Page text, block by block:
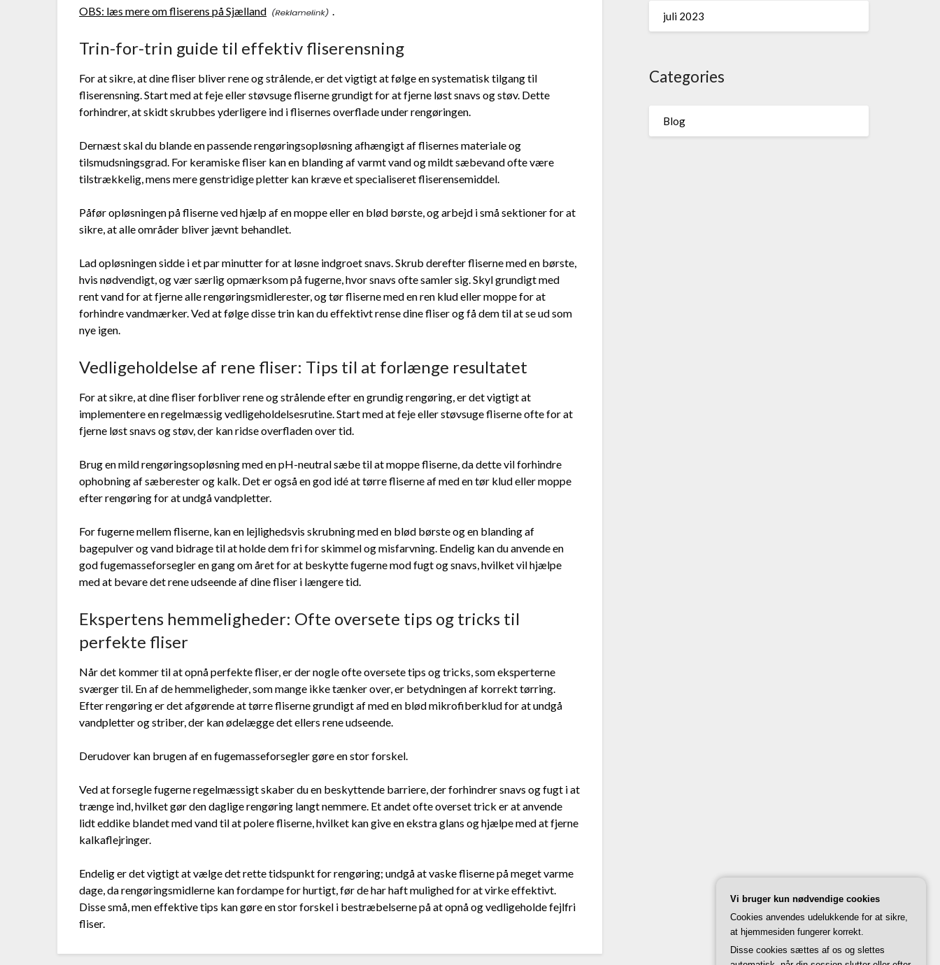
OBS: læs mere om fliserens på Sjælland .
Trin-for-trin guide til effektiv fliserensning
For at sikre, at dine fliser bliver rene og strålende, er det vigtigt at følge en systematisk tilgang til
fliserensning. Start med at feje eller støvsuge fliserne grundigt for at fjerne løst snavs og støv. Dette
forhindrer, at skidt skrubbes yderligere ind i flisernes overflade under rengøringen.
Dernæst skal du blande en passende rengøringsopløsning afhængigt af flisernes materiale og
tilsmudsningsgrad. For keramiske fliser kan en blanding af varmt vand og mildt sæbevand ofte være
tilstrækkelig, mens mere genstridige pletter kan kræve et specialiseret fliserensemiddel.
Påfør opløsningen på fliserne ved hjælp af en moppe eller en blød børste, og arbejd i små sektioner for at
sikre, at alle områder bliver jævnt behandlet.
Lad opløsningen sidde i et par minutter for at løsne indgroet snavs. Skrub derefter fliserne med en børste,
hvis nødvendigt, og vær særlig opmærksom på fugerne, hvor snavs ofte samler sig. Skyl grundigt med
rent vand for at fjerne alle rengøringsmidlerester, og tør fliserne med en ren klud eller moppe for at
forhindre vandmærker. Ved at følge disse trin kan du effektivt rense dine fliser og få dem til at se ud som
nye igen.
Vedligeholdelse af rene fliser: Tips til at forlænge resultatet
For at sikre, at dine fliser forbliver rene og strålende efter en grundig rengøring, er det vigtigt at
implementere en regelmæssig vedligeholdelsesrutine. Start med at feje eller støvsuge fliserne ofte for at
fjerne løst snavs og støv, der kan ridse overfladen over tid.
Brug en mild rengøringsopløsning med en pH-neutral sæbe til at moppe fliserne, da dette vil forhindre
ophobning af sæberester og kalk. Det er også en god idé at tørre fliserne af med en tør klud eller moppe
efter rengøring for at undgå vandpletter.
For fugerne mellem fliserne, kan en lejlighedsvis skrubning med en blød børste og en blanding af
bagepulver og vand bidrage til at holde dem fri for skimmel og misfarvning. Endelig kan du anvende en
god fugemasseforsegler en gang om året for at beskytte fugerne mod fugt og snavs, hvilket vil hjælpe
med at bevare det rene udseende af dine fliser i længere tid.
Ekspertens hemmeligheder: Ofte oversete tips og tricks til
perfekte fliser
Når det kommer til at opnå perfekte fliser, er der nogle ofte oversete tips og tricks, som eksperterne
sværger til. En af de hemmeligheder, som mange ikke tænker over, er betydningen af korrekt tørring.
Efter rengøring er det afgørende at tørre fliserne grundigt af med en blød mikrofiberklud for at undgå
vandpletter og striber, der kan ødelægge det ellers rene udseende.
Derudover kan brugen af en fugemasseforsegler gøre en stor forskel.
Ved at forsegle fugerne regelmæssigt skaber du en beskyttende barriere, der forhindrer snavs og fugt i at
trænge ind, hvilket gør den daglige rengøring langt nemmere. Et andet ofte overset trick er at anvende
lidt eddike blandet med vand til at polere fliserne, hvilket kan give en ekstra glans og hjælpe med at fjerne
kalkaflejringer.
Endelig er det vigtigt at vælge det rette tidspunkt for rengøring; undgå at vaske fliserne på meget varme
dage, da rengøringsmidlerne kan fordampe for hurtigt, før de har haft mulighed for at virke effektivt.
Disse små, men effektive tips kan gøre en stor forskel i bestræbelserne på at opnå og vedligeholde fejlfri
fliser.
juli 2023
Categories
Blog
Vi bruger kun nødvendige cookies
Cookies anvendes udelukkende for at sikre,
at hjemmesiden fungerer korrekt.
Disse cookies sættes af os og slettes